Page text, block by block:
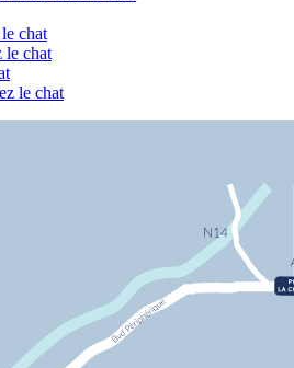
chat
le chat
le chat